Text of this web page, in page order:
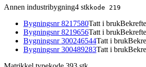
Annen industribygning4 stkkode 219
Bygningsnr8217580Tatt i bruk
Bygningsnr8219656Tatt i bruk
Bygningsnr300246544Tatt i bruk
Bygningsnr300489283Tatt i bruk